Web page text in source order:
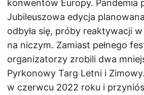
konwentów Europy. Pandemia
Jubileuszowa edycja
odbyła się, próby reaktywacji w
na niczym. Zamiast pełnego
organizatorzy zrobili dwa
Pyrkonowy Targ Letni i
w czerwcu 2022 roku i